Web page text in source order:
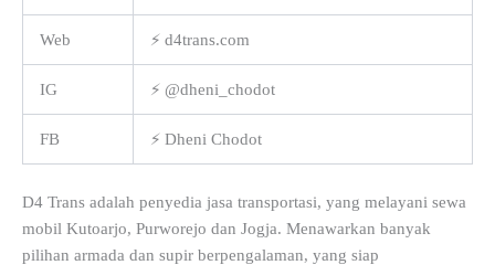
Web ⚡ d4trans.com
IG ⚡ @dheni_chodot
FB ⚡ Dheni Chodot
D4 Trans adalah penyedia jasa transportasi, yang melayani sewa
mobil Kutoarjo, Purworejo dan Jogja. Menawarkan banyak
pilihan armada dan supir berpengalaman, yang siap